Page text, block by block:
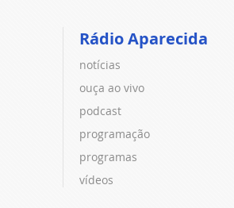
Rádio Aparecida
notícias
ouça ao vivo
podcast
programação
programas
vídeos